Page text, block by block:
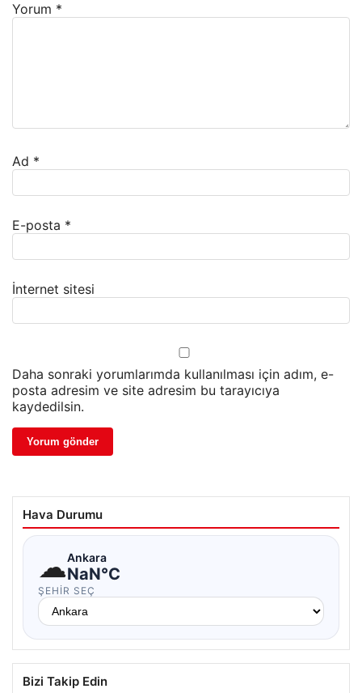
Yorum *
Ad *
E-posta *
İnternet sitesi
Daha sonraki yorumlarımda kullanılması için adım, e-
posta adresim ve site adresim bu tarayıcıya
kaydedilsin.
Hava Durumu
☁Ankara
NaN°C
ŞEHIR SEÇ
Bizi Takip Edin